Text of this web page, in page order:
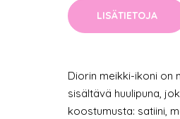
LISÄTIETOJA
Diorin meikki-ikoni on
sisältävä huulipuna,
koostumusta: satiini,